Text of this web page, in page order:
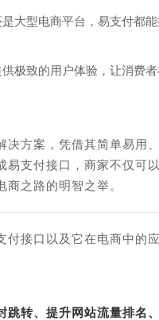
是大型电商平台，易支付都
极致的用户体验，让消费
决方案，凭借其简单易用
易支付接口，商家不仅可
之路的明智之举。
付接口以及它在电商中的
跳转、提升网站流量排名